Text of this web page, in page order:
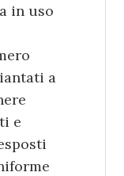
in uso
a
e